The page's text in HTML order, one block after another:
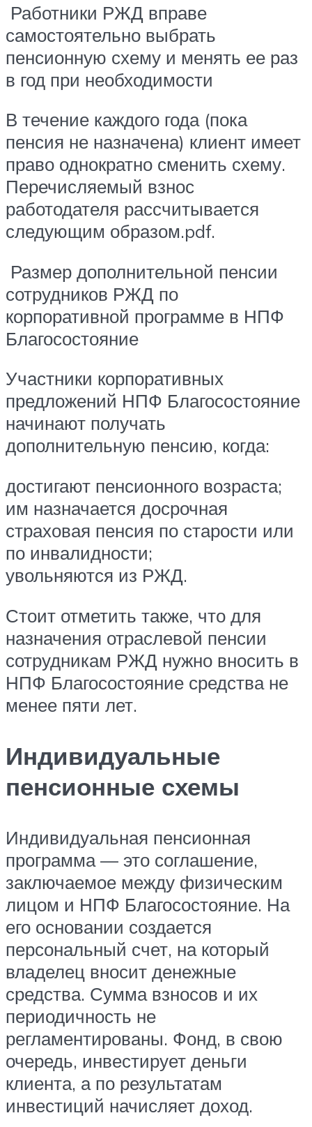
Работники РЖД вправе
самостоятельно выбрать
пенсионную схему и менять ее раз
в год при необходимости
В течение каждого года (пока
пенсия не назначена) клиент имеет
право однократно сменить схему.
Перечисляемый взнос
работодателя рассчитывается
следующим образом.pdf.
Размер дополнительной пенсии
сотрудников РЖД по
корпоративной программе в НПФ
Благосостояние
Участники корпоративных
предложений НПФ Благосостояние
начинают получать
дополнительную пенсию, когда:
достигают пенсионного возраста;
им назначается досрочная
страховая пенсия по старости или
по инвалидности;
увольняются из РЖД.
Стоит отметить также, что для
назначения отраслевой пенсии
сотрудникам РЖД нужно вносить в
НПФ Благосостояние средства не
менее пяти лет.
Индивидуальные
пенсионные схемы
Индивидуальная пенсионная
программа — это соглашение,
заключаемое между физическим
лицом и НПФ Благосостояние. На
его основании создается
персональный счет, на который
владелец вносит денежные
средства. Сумма взносов и их
периодичность не
регламентированы. Фонд, в свою
очередь, инвестирует деньги
клиента, а по результатам
инвестиций начисляет доход.